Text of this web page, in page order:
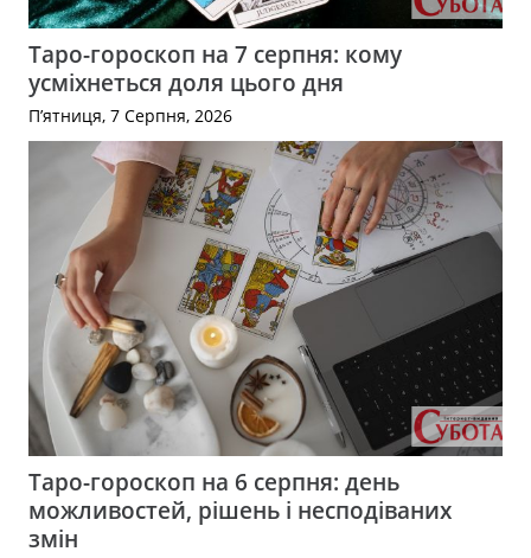
Таро-гороскоп на 7 серпня: кому
усміхнеться доля цього дня
П’ятниця, 7 Серпня, 2026
Таро-гороскоп на 6 серпня: день
можливостей, рішень і несподіваних
змін